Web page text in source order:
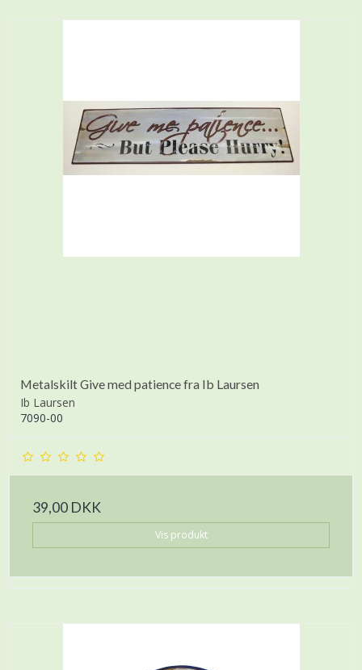
Metalskilt Give med patience fra Ib Laursen
Ib Laursen
7090-00
39,00 DKK
Vis produkt